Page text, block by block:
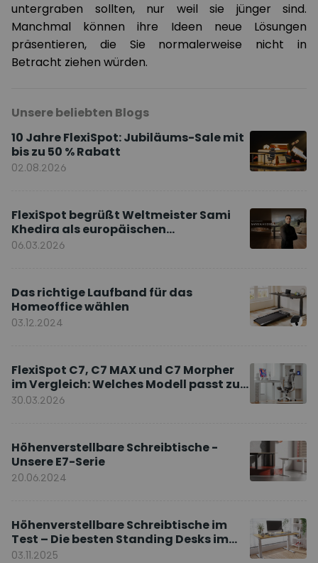
untergraben sollten, nur weil sie jünger sind.
Manchmal können ihre Ideen neue Lösungen
präsentieren, die Sie normalerweise nicht in
Betracht ziehen würden.
Unsere beliebten Blogs
10 Jahre FlexiSpot: Jubiläums-Sale mit
bis zu 50 % Rabatt
02.08.2026
FlexiSpot begrüßt Weltmeister Sami
Khedira als europäischen
Markenbotschafter
06.03.2026
Das richtige Laufband für das
Homeoffice wählen
03.12.2024
FlexiSpot C7, C7 MAX und C7 Morpher
im Vergleich: Welches Modell passt zu
Ihnen?
30.03.2026
Höhenverstellbare Schreibtische -
Unsere E7-Serie
20.06.2024
Höhenverstellbare Schreibtische im
Test – Die besten Standing Desks im
Vergleich
03.11.2025